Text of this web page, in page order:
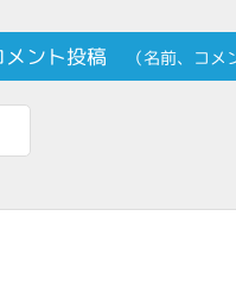
メント投稿 （名前、コメ